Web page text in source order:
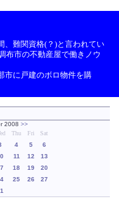
、難関資格(？)と言われてい
布市の不動産屋で働きノウ
市に戸建のボロ物件を購
2008>>
Thu Fri
Sat
4 5
6
11 12
13
18 19
20
25 26
27